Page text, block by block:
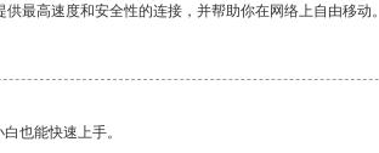
最高速度和安全性的连接，并帮助你在网络上自由移动。
也能快速上手。